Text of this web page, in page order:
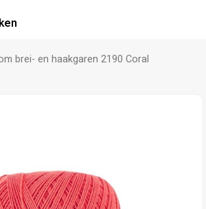
brei- en haakgaren 2190 Coral